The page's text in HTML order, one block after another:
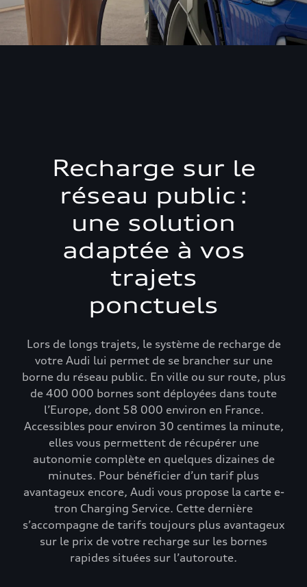
Recharge sur le
réseau public :
une solution
adaptée à vos
trajets
ponctuels
Lors de longs trajets, le système de recharge de
votre Audi lui permet de se brancher sur une
borne du réseau public. En ville ou sur route, plus
de 400 000 bornes sont déployées dans toute
l’Europe, dont 58 000 environ en France.
Accessibles pour environ 30 centimes la minute,
elles vous permettent de récupérer une
autonomie complète en quelques dizaines de
minutes. Pour bénéficier d’un tarif plus
avantageux encore, Audi vous propose la carte e-
tron Charging Service. Cette dernière
s’accompagne de tarifs toujours plus avantageux
sur le prix de votre recharge sur les bornes
rapides situées sur l’autoroute.